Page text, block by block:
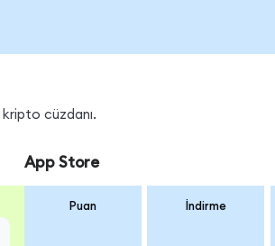
cüzdanı.
App Store
Puan İndirme